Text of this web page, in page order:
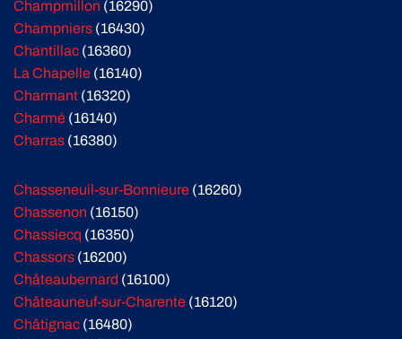
Champmillon (16290)
Champniers (16430)
Chantillac (16360)
La Chapelle (16140)
Charmant (16320)
Charmé (16140)
Charras (16380)
Chasseneuil-sur-Bonnieure (16260)
Chassenon (16150)
Chassiecq (16350)
Chassors (16200)
Châteaubernard (16100)
Châteauneuf-sur-Charente (16120)
Châtignac (16480)